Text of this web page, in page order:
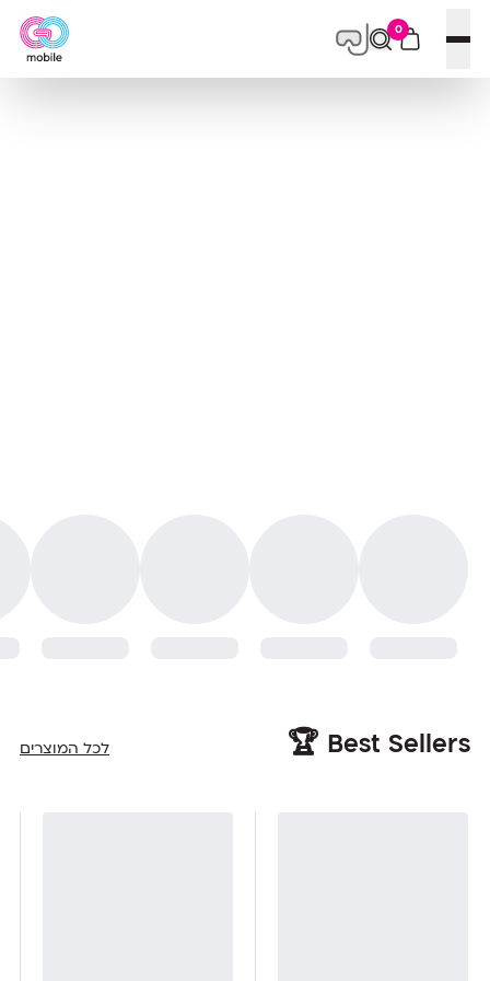
פתח תפריט
0
Best Sellers 🏆 לכל המוצרים